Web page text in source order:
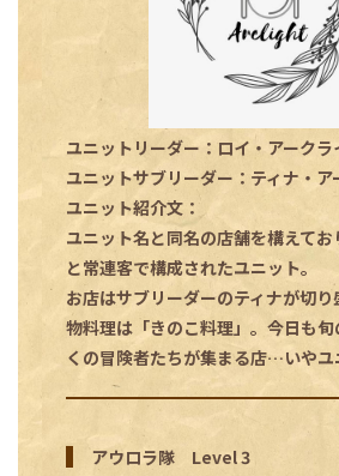
ユニットリーダー：ロイ・アークラ
ユニットサブリーダー：ティナ・ア
ユニット紹介文：
ユニット名と同名の店舗を構えて
と常連客で構成されたユニット。
お店はサブリーダーのティナが切
物料理は「きのこ料理」。今日も
くの冒険者たちが集まる店…いやユ
アウロラ隊 Level 3